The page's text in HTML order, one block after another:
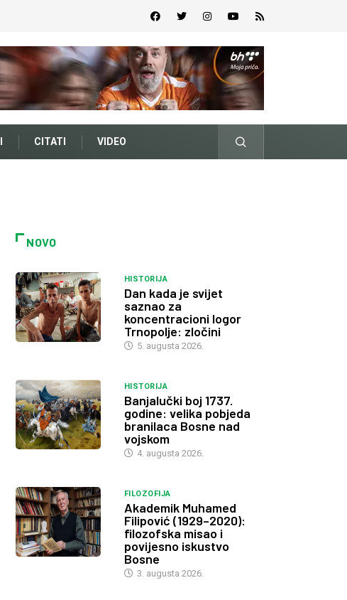
CITATI VIDEO
NOVO
HISTORIJA
Dan kada je svijet
saznao za
koncentracioni logor
Trnopolje: zločini
5. augusta 2026.
HISTORIJA
Banjalučki boj 1737.
godine: velika pobjeda
branilaca Bosne nad
vojskom
4. augusta 2026.
FILOZOFIJA
Akademik Muhamed
Filipović (1929–2020):
filozofska misao i
povijesno iskustvo
Bosne
3. augusta 2026.